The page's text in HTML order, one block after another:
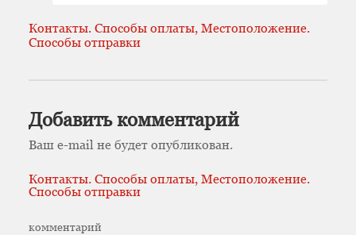
Контакты. Способы оплаты, Местоположение.
Способы отправки
Добавить комментарий
Ваш e-mail не будет опубликован.
Контакты. Способы оплаты, Местоположение.
Способы отправки
комментарий